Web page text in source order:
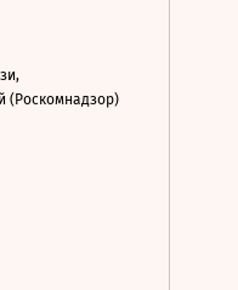
(Роскомнадзор)